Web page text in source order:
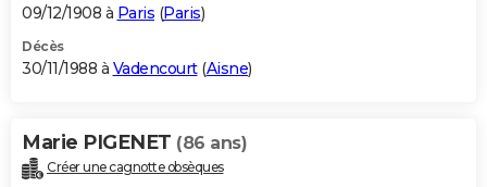
09/12/1908 à Paris (Paris)
Décès
30/11/1988 à Vadencourt(Aisne)
Marie PIGENET (86 ans)
Créer une cagnotte obsèques